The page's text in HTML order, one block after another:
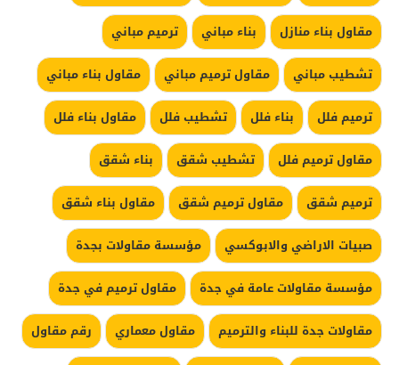
مقاول بناء منازل
بناء مباني
ترميم مباني
تشطيب مباني
مقاول ترميم مباني
مقاول بناء مباني
ترميم فلل
بناء فلل تشطيب فلل
مقاول بناء فلل
مقاول ترميم فلل
تشطيب شقق
بناء شقق
ترميم شقق
مقاول ترميم شقق
مقاول بناء شقق
صبيات الاراضي والابوكسي
مؤسسة مقاولات بجدة
مؤسسة مقاولات عامة في جدة
مقاول ترميم في جدة
مقاولات جدة للبناء والترميم
مقاول معماري
رقم مقاول